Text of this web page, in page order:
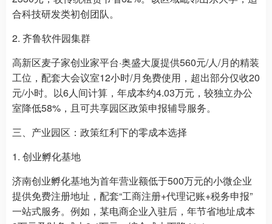
合科技研发类初创团队。
2. 齐鲁软件园集群
高新区麦子家创业家平台·奥盛大厦提供560元/人/月的精装
工位，配套大会议室12小时/月免费使用，超出部分仅收20
元/小时。以6人间计算，年成本约4.03万元，较独立办公
室降低58%，且可共享园区政策申报辅导服务。
三、产业园区：政策红利下的零成本选择
1. 创业孵化基地
济南创业孵化基地为首年营业额低于500万元的小微企业
提供免费注册地址，配套“工商注册+代理记账+税务申报”
一站式服务。例如，某电商企业入驻后，年节省地址成本